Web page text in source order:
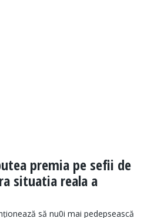
premia pe sefii de
situatia reala a
să nu0i mai pedepsească